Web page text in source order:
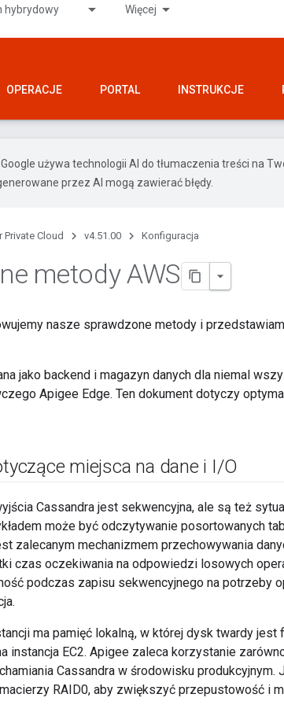
hybrydowy Więcej
OPERACJE PORTAL INSTRUKCJE
Google używa technologii AI do tłumaczenia treści na
przez AI mogą zawierać błędy.
Private Cloud v4.51.00 Konfiguracja
metody AWS
nasze sprawdzone metody i
jako backend i magazyn danych dla niemal
Apigee Edge. Ten dokument dotyczy
miejsca na dane i I/O
Cassandra jest sekwencyjna, ale są też
może być odczytywanie posortowanych
zalecanym mechanizmem przechowywania
czas oczekiwania na odpowiedzi losowych
podczas zapisu sekwencyjnego na potrzeby
ma pamięć lokalną, w której dysk twardy
instancja EC2. Apigee zaleca korzystanie
Cassandra w środowisku
RAID0, aby zwiększyć przepustowość i